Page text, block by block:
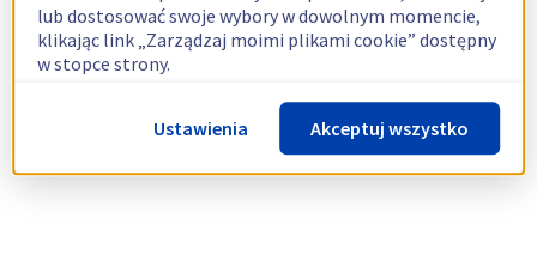
lub dostosować swoje wybory w dowolnym momencie,
klikając link „Zarządzaj moimi plikami cookie” dostępny
w stopce strony.
Więcej informacji znajdziesz w naszejpolityce
dotyczącej wykorzystywania plików cookie.
Ustawienia Akceptuj wszystko